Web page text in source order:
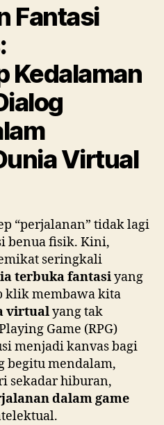
Fantasi
Kedalaman
Virtual
“perjalanan” tidak lagi
benua fisik. Kini,
seringkali
terbuka fantasiyang
klik membawa kita
virtualyang tak
Game (RPG)
menjadi kanvas bagi
begitu mendalam,
sekadar hiburan,
dalam game